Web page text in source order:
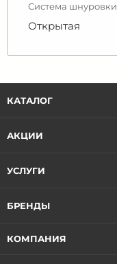
Система шнуровки
Открытая
КАТАЛОГ
АКЦИИ
УСЛУГИ
БРЕНДЫ
КОМПАНИЯ